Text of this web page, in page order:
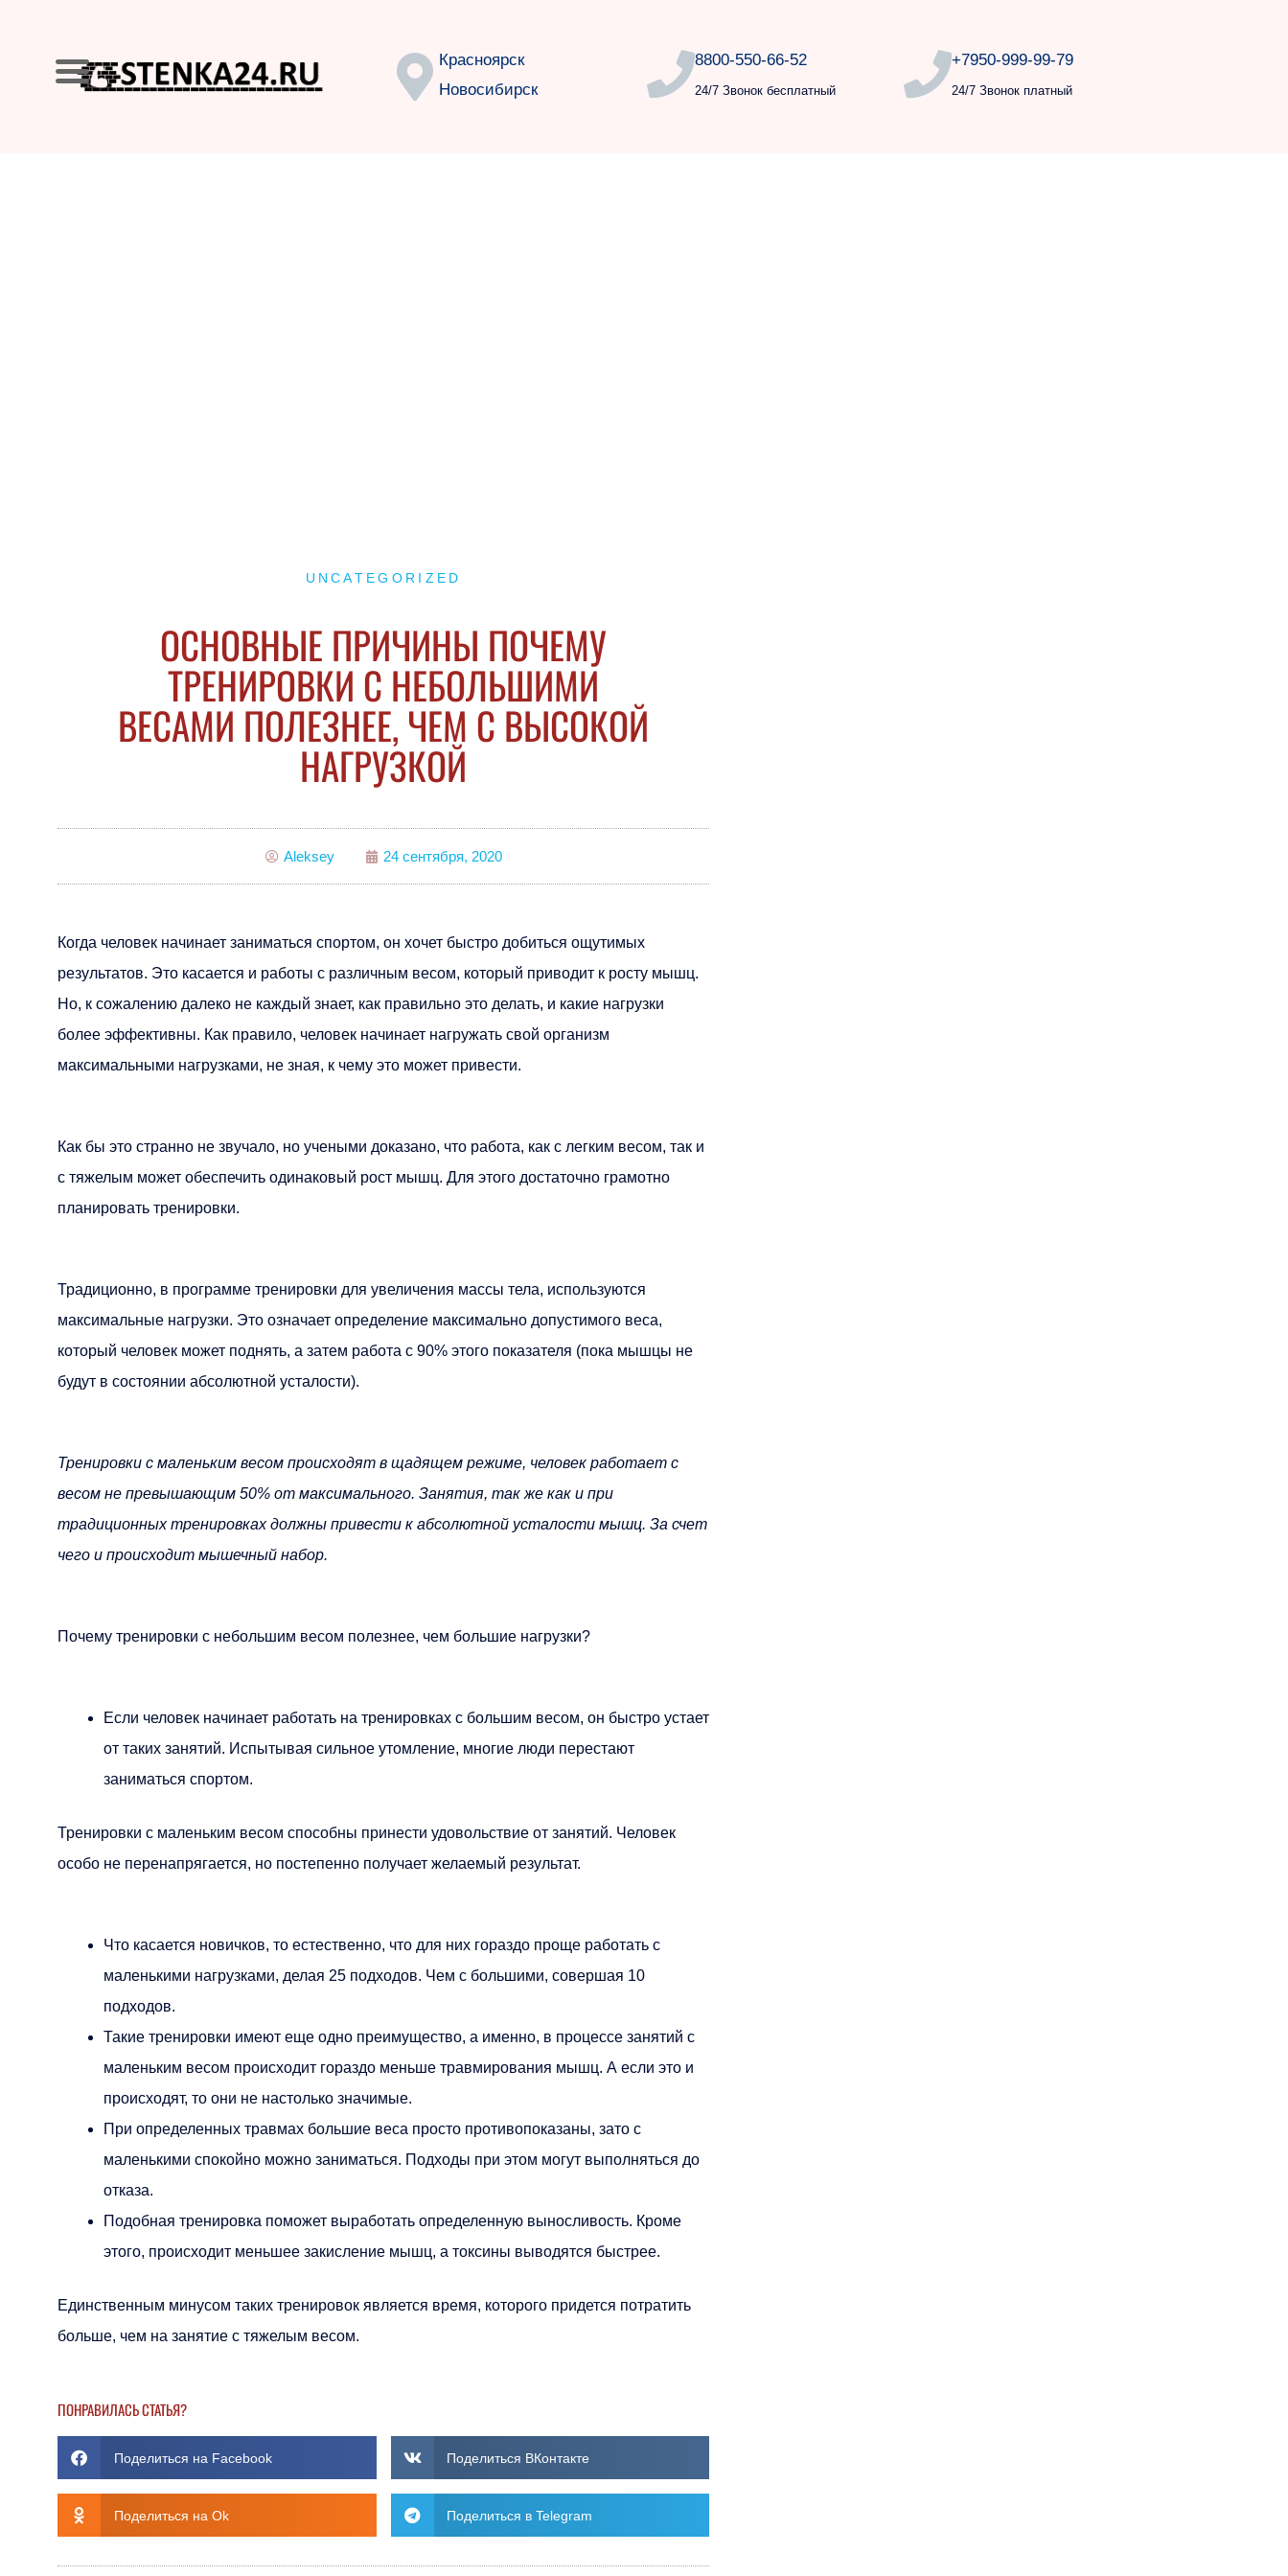
Красноярск
Новосибирск
8800-550-66-52
24/7 Звонок бесплатный
+7950-999-99-79
24/7 Звонок платный
UNCATEGORIZED
ОСНОВНЫЕ ПРИЧИНЫ ПОЧЕМУ
ТРЕНИРОВКИ С НЕБОЛЬШИМИ
ВЕСАМИ ПОЛЕЗНЕЕ, ЧЕМ С ВЫСОКОЙ
НАГРУЗКОЙ
Aleksey 24 сентября, 2020
Когда человек начинает заниматься спортом, он хочет быстро добиться ощутимых
результатов. Это касается и работы с различным весом, который приводит к росту мышц.
Но, к сожалению далеко не каждый знает, как правильно это делать, и какие нагрузки
более эффективны. Как правило, человек начинает нагружать свой организм
максимальными нагрузками, не зная, к чему это может привести.
Как бы это странно не звучало, но учеными доказано, что работа, как с легким весом, так и
с тяжелым может обеспечить одинаковый рост мышц. Для этого достаточно грамотно
планировать тренировки.
Традиционно, в программе тренировки для увеличения массы тела, используются
максимальные нагрузки. Это означает определение максимально допустимого веса,
который человек может поднять, а затем работа с 90% этого показателя (пока мышцы не
будут в состоянии абсолютной усталости).
Тренировки с маленьким весом происходят в щадящем режиме, человек работает с
весом не превышающим 50% от максимального. Занятия, так же как и при
традиционных тренировках должны привести к абсолютной усталости мышц. За счет
чего и происходит мышечный набор.
Почему тренировки с небольшим весом полезнее, чем большие нагрузки?
Если человек начинает работать на тренировках с большим весом, он быстро устает
от таких занятий. Испытывая сильное утомление, многие люди перестают
заниматься спортом.
Тренировки с маленьким весом способны принести удовольствие от занятий. Человек
особо не перенапрягается, но постепенно получает желаемый результат.
Что касается новичков, то естественно, что для них гораздо проще работать с
маленькими нагрузками, делая 25 подходов. Чем с большими, совершая 10
подходов.
Такие тренировки имеют еще одно преимущество, а именно, в процессе занятий с
маленьким весом происходит гораздо меньше травмирования мышц. А если это и
происходят, то они не настолько значимые.
При определенных травмах большие веса просто противопоказаны, зато с
маленькими спокойно можно заниматься. Подходы при этом могут выполняться до
отказа.
Подобная тренировка поможет выработать определенную выносливость. Кроме
этого, происходит меньшее закисление мышц, а токсины выводятся быстрее.
Единственным минусом таких тренировок является время, которого придется потратить
больше, чем на занятие с тяжелым весом.
ПОНРАВИЛАСЬ СТАТЬЯ?
Поделиться на Facebook Поделиться ВКонтакте
Поделиться на Ok Поделиться в Telegram